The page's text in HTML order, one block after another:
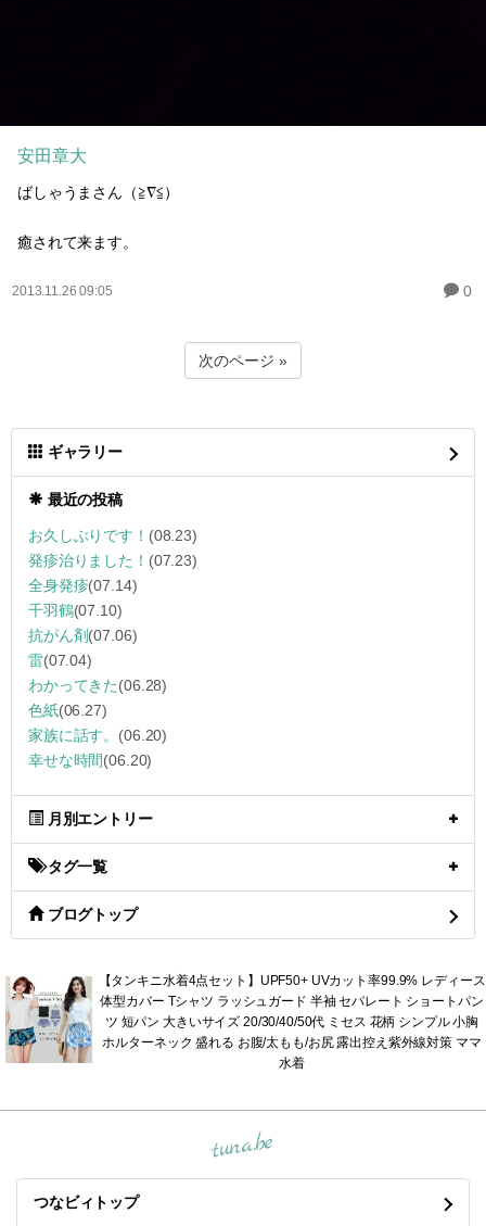
安田章大
ばしゃうまさん（≧∇≦）
癒されて来ます。
2013.11.26 09:05 0
次のページ »
ギャラリー
最近の投稿
お久しぶりです！ (08.23)
発疹治りました！ (07.23)
全身発疹(07.14)
千羽鶴(07.10)
抗がん剤(07.06)
雷(07.04)
わかってきた(06.28)
色紙(06.27)
家族に話す。 (06.20)
幸せな時間(06.20)
月別エントリー
タグ一覧
ブログトップ
【タンキニ水着4点セット】UPF50+ UVカット率99.9% レディース
体型カバー Tシャツ ラッシュガード 半袖 セパレート ショートパン
ツ 短パン 大きいサイズ 20/30/40/50代 ミセス 花柄 シンプル 小胸
ホルターネック 盛れる お腹/太もも/お尻 露出控え紫外線対策 ママ
水着
tuna.be
つなビィトップ